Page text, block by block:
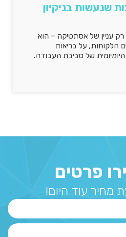
שנעשות בניקיון
רק עניין של אסתטיקה – הוא
הלקוחות, על בריאות
היומיומית של סביבת העבודה.
פרטים
מחיר עוד היום!